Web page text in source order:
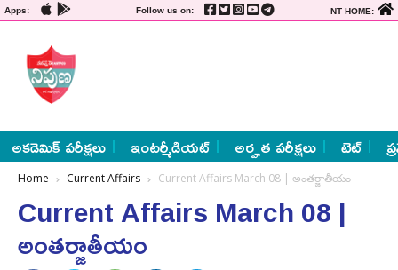
Apps: Follow us on: NT HOME:
అకడెమిక్ పరీక్షలు ఇంటర్మీడియట్ అర్హత పరీక్షలు టెట్
Home Current Affairs Current Affairs March 08 | అంతర్జాతీయం
Current Affairs March 08 |
అంతర్జాతీయం